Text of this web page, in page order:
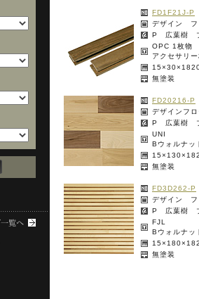
FD1F21J-P
デザイン フ
P 広葉樹
OPC 1枚物
アクセサリ
無塗装
FD20216-P
デザインフ
P 広葉樹
UNI
Bウォルナッ
無塗装
FD3D262-P
デザイン フ
P 広葉樹
FJL
Bウォルナッ
無塗装